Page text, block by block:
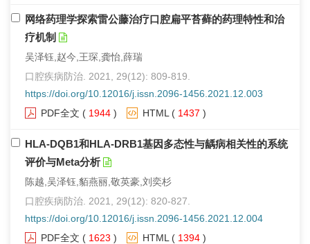
网络药理学探索雷公藤治疗口腔扁平苔藓的药理特性和治
疗机制
吴泽钰,赵今,王琛,龚怡,薛瑞
口腔疾病防治. 2021, 29(12): 809-819.
https://doi.org/10.12016/j.issn.2096-1456.2021.12.003
PDF全文 ( 1944 ) HTML ( 1437 )
HLA-DQB1和HLA-DRB1基因多态性与龋病相关性的系统
评价与Meta分析
陈越,吴泽钰,貊燕丽,敬英豪,刘奕杉
口腔疾病防治. 2021, 29(12): 820-827.
https://doi.org/10.12016/j.issn.2096-1456.2021.12.004
PDF全文 ( 1623 ) HTML ( 1394 )